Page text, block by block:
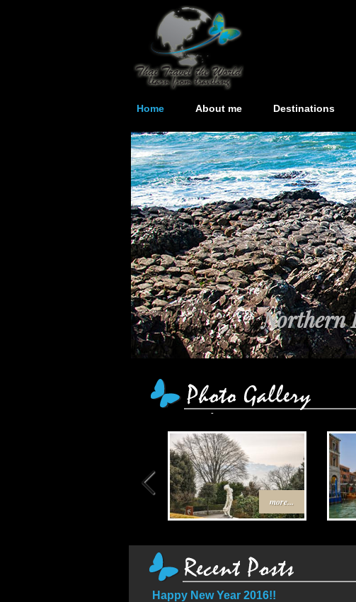
Home About me Destinations
Northern
เส้นทา
more...
Happy New Year 2016!!